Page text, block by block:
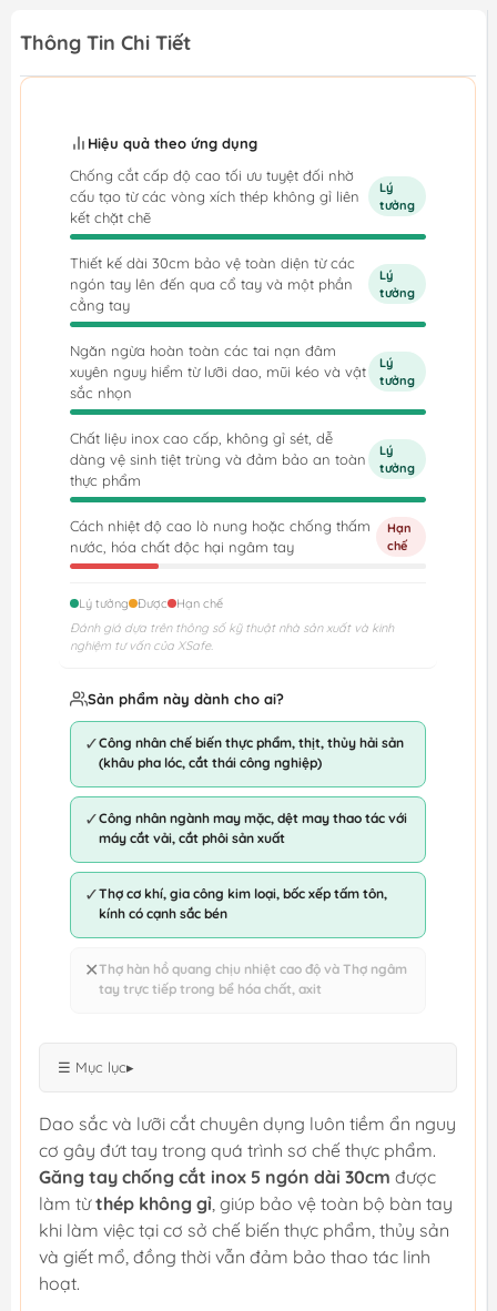
Thông Tin Chi Tiết
Hiệu quả theo ứng dụng
Chống cắt cấp độ cao tối ưu tuyệt đối nhờ
cấu tạo từ các vòng xích thép không gỉ liên
kết chặt chẽ
Lý
tưởng
Thiết kế dài 30cm bảo vệ toàn diện từ các
ngón tay lên đến qua cổ tay và một phần
cẳng tay
Lý
tưởng
Ngăn ngừa hoàn toàn các tai nạn đâm
xuyên nguy hiểm từ lưỡi dao, mũi kéo và vật
sắc nhọn
Lý
tưởng
Chất liệu inox cao cấp, không gỉ sét, dễ
dàng vệ sinh tiệt trùng và đảm bảo an toàn
thực phẩm
Lý
tưởng
Cách nhiệt độ cao lò nung hoặc chống thấm
nước, hóa chất độc hại ngâm tay
Hạn
chế
Lý tưởng Được
Hạn chế
Đánh giá dựa trên thông số kỹ thuật nhà sản xuất và kinh
nghiệm tư vấn của XSafe.
Sản phẩm này dành cho ai?
✓Công nhân chế biến thực phẩm, thịt, thủy hải sản
(khâu pha lóc, cắt thái công nghiệp)
✓Công nhân ngành may mặc, dệt may thao tác với
máy cắt vải, cắt phôi sản xuất
✓Thợ cơ khí, gia công kim loại, bốc xếp tấm tôn,
kính có cạnh sắc bén
✕Thợ hàn hồ quang chịu nhiệt cao độ và Thợ ngâm
tay trực tiếp trong bể hóa chất, axit
☰ Mục lục▸
Dao sắc và lưỡi cắt chuyên dụng luôn tiềm ẩn nguy
cơ gây đứt tay trong quá trình sơ chế thực phẩm.
Găng tay chống cắt inox 5 ngón dài 30cm được
làm từthép không gỉ , giúp bảo vệ toàn bộ bàn tay
khi làm việc tại cơ sở chế biến thực phẩm, thủy sản
và giết mổ, đồng thời vẫn đảm bảo thao tác linh
hoạt.